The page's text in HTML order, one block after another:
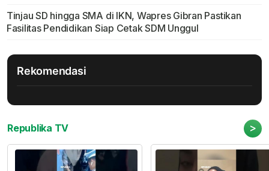
Tinjau SD hingga SMA di IKN, Wapres Gibran Pastikan
Fasilitas Pendidikan Siap Cetak SDM Unggul
Rekomendasi
Republika TV >